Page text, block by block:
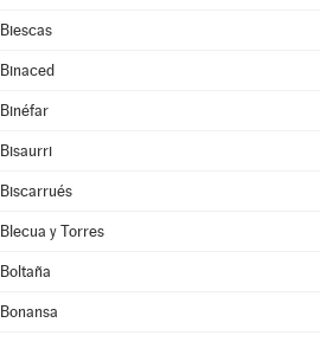
Biescas
Binaced
Binéfar
Bisaurri
Biscarrués
Blecua y Torres
Boltaña
Bonansa